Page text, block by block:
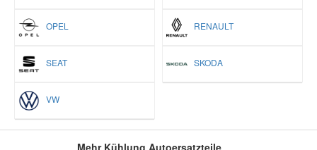
OPEL RENAULT
SEAT SKODA
VW